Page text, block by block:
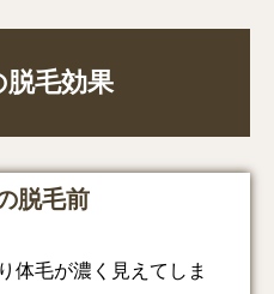
毛効果
脱毛前
体毛が濃く見えてしま